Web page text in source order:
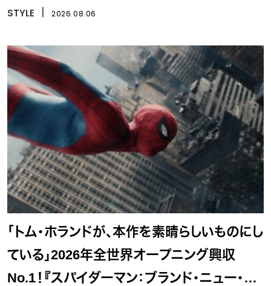
STYLE 2026.08.06
「トム・ホランドが、本作を素晴らしいものにし
ている」2026年全世界オープニング興収
No.1！『スパイダーマン：ブランド・ニュー・デ